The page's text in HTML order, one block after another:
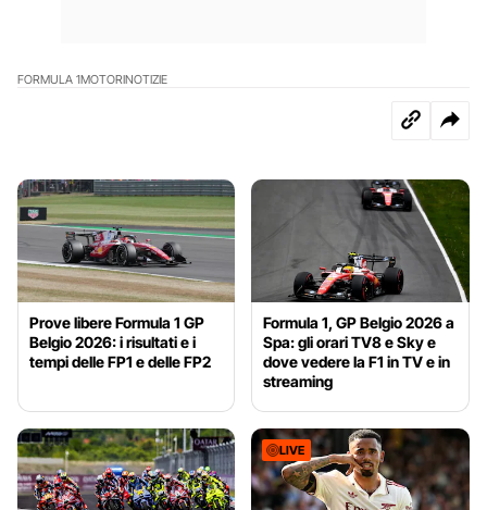
FORMULA 1MOTORINOTIZIE
Prove libere Formula 1 GP
Belgio 2026: i risultati e i
tempi delle FP1 e delle FP2
Formula 1, GP Belgio 2026 a
Spa: gli orari TV8 e Sky e
dove vedere la F1 in TV e in
streaming
LIVE